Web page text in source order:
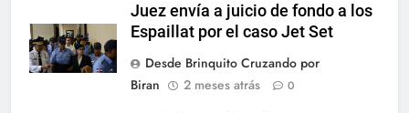
Juez envía a juicio de fondo a los
Espaillat por el caso Jet Set
Desde Brinquito Cruzando por
Biran
2 meses atrás 0